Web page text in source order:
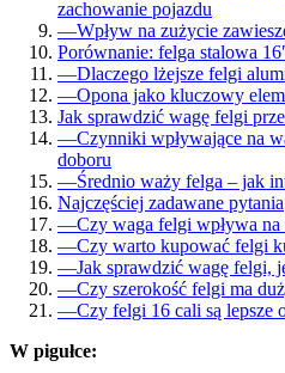
zachowanie pojazdu
—Wpływ na zużycie
Porównanie: felga stalowa
—Dlaczego lżejsze felgi
—Opona jako kluczowy
Jak sprawdzić wagę felgi
—Czynniki wpływające na
doboru
—Średnio waży felga – jak
Najczęściej zadawane pytania
—Czy waga felgi wpływa
—Czy warto kupować felgi
—Jak sprawdzić wagę felgi,
—Czy szerokość felgi ma
—Czy felgi 16 cali są lepsze
W pigułce: